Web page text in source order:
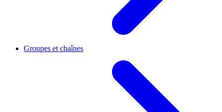
Groupes et chaînes